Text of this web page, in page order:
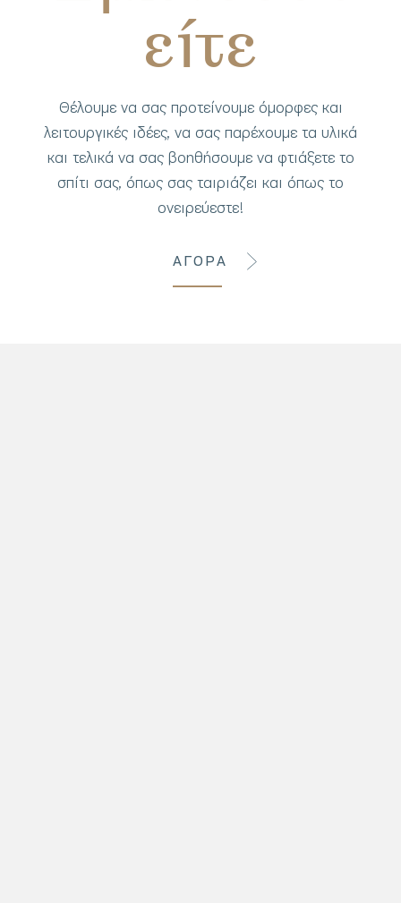
είτε
Θέλουμε να σας προτείνουμε όμορφες και
λειτουργικές ιδέες, να σας παρέχουμε τα υλικά
και τελικά να σας βοηθήσουμε να φτιάξετε το
σπίτι σας, όπως σας ταιριάζει και όπως το
ονειρεύεστε!
ΑΓΟΡΑ